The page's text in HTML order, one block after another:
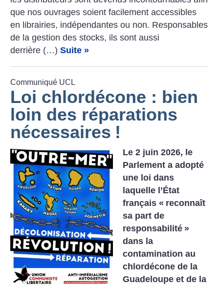
que nos ouvrages soient facilement accessibles
en librairies, indépendantes ou non. Responsables
de la gestion des stocks, ils sont aussi
derrière (…)Suite »
Communiqué UCL
Loi chlordécone : bien
loin des réparations
nécessaires !
Le 2 juin 2026, le
Parlement a adopté
une loi dans
laquelle l’État
français « reconnaît
sa part de
responsabilité »
dans la
contamination au
chlordécone de la
Guadeloupe et de la